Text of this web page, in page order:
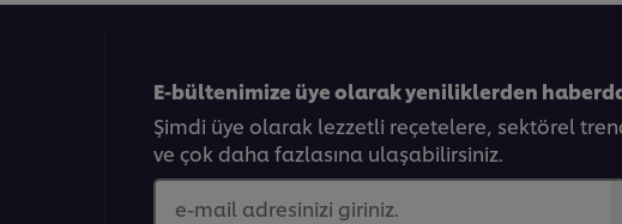
E-bültenimize üye olarak yeniliklerden
Şimdi üye olarak lezzetli reçetelere, sektörel
ve çok daha fazlasına ulaşabilirsiniz.
e-mail adresinizi giriniz.